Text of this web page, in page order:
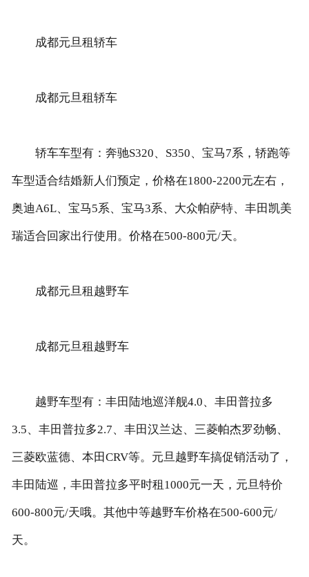
成都元旦租轿车
成都元旦租轿车
轿车车型有：奔驰S320、S350、宝马7系，轿跑等
车型适合结婚新人们预定，价格在1800-2200元左右，
奥迪A6L、宝马5系、宝马3系、大众帕萨特、丰田凯美
瑞适合回家出行使用。价格在500-800元/天。
成都元旦租越野车
成都元旦租越野车
越野车型有：丰田陆地巡洋舰4.0、丰田普拉多
3.5、丰田普拉多2.7、丰田汉兰达、三菱帕杰罗劲畅、
三菱欧蓝德、本田CRV等。元旦越野车搞促销活动了，
丰田陆巡，丰田普拉多平时租1000元一天，元旦特价
600-800元/天哦。其他中等越野车价格在500-600元/
天。